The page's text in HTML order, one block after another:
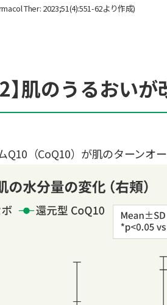
Ther: 2023;51(4):551-62より作成)
】肌のうるおいが
Q10（CoQ10）が肌のターンオ